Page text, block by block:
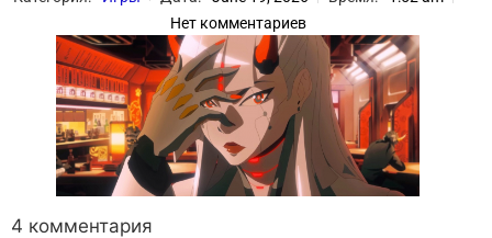
Нет комментариев
4 комментария